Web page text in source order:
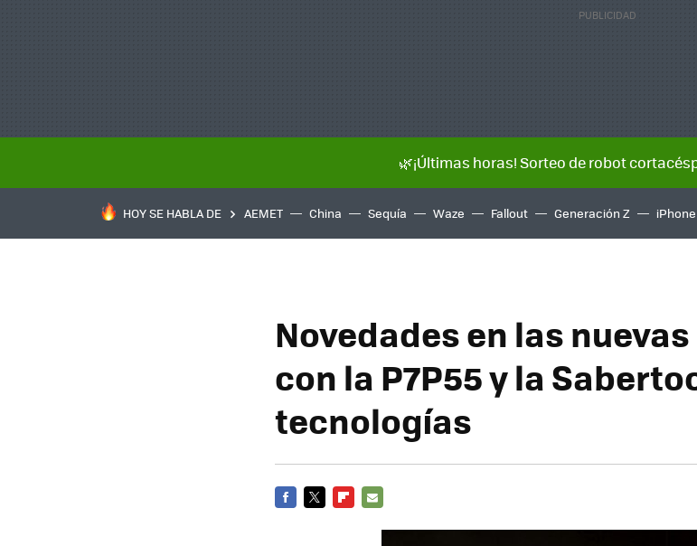
🌿¡Últimas horas! Sorteo de robot
HOY SE HABLA DE AEMET China Sequía Waze Fallout Generación Z iPhone
Novedades en las
con la P7P55 y la
tecnologías